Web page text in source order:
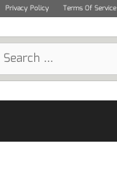
Privacy Policy Terms Of Service
Search
for: